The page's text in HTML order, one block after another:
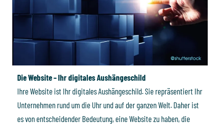
Die Website – Ihr digitales Aushängeschild
Ihre Website ist Ihr digitales Aushängeschild. Sie repräsentiert Ihr
Unternehmen rund um die Uhr und auf der ganzen Welt. Daher ist
es von entscheidender Bedeutung, eine Website zu haben, die